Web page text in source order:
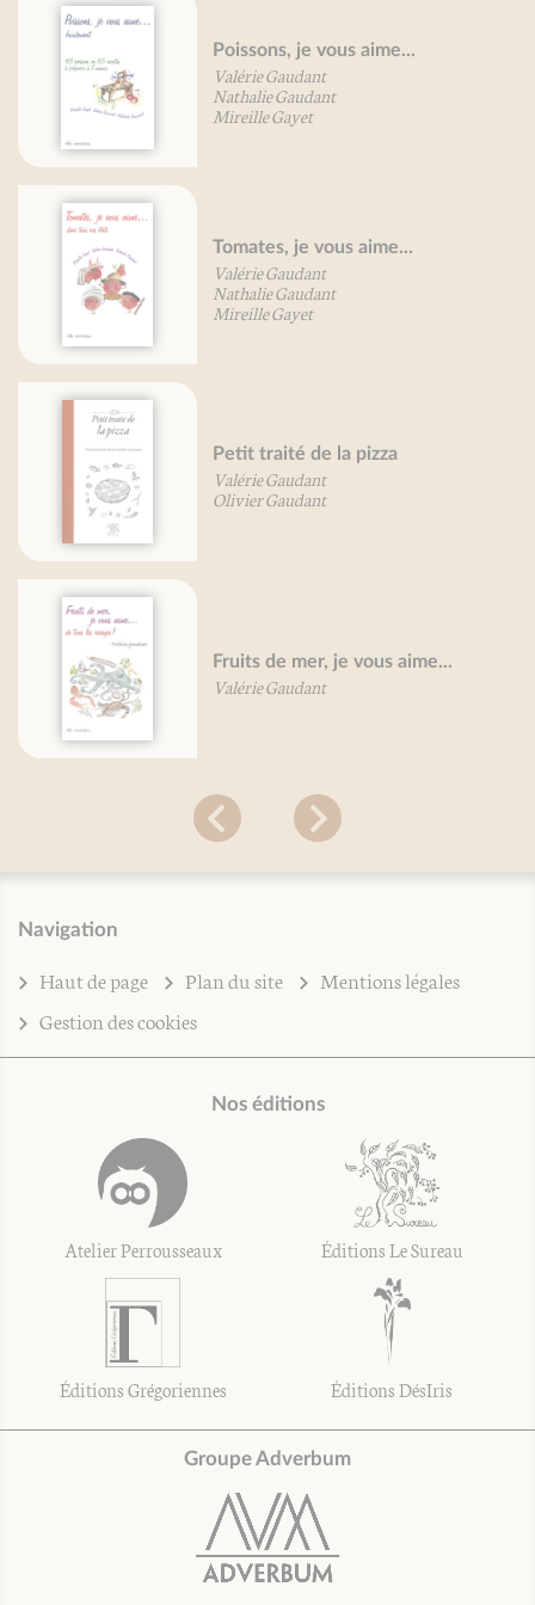
Poissons, je vous aime...
Valérie Gaudant
Nathalie Gaudant
Mireille Gayet
Tomates, je vous aime...
Valérie Gaudant
Nathalie Gaudant
Mireille Gayet
Petit traité de la pizza
Valérie Gaudant
Olivier Gaudant
Fruits de mer, je vous aime...
Valérie Gaudant
Navigation
Haut de page Plan du site
Mentions légales
Gestion des cookies
Nos éditions
Atelier Perrousseaux Éditions Le Sureau
Éditions Grégoriennes Éditions DésIris
Groupe Adverbum